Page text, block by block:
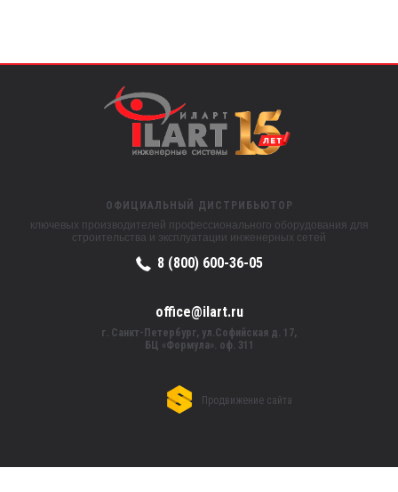
ОФИЦИАЛЬНЫЙ ДИСТРИБЬЮТОР
ключевых производителей профессионального оборудования для
строительства и эксплуатации инженерных сетей
8 (800) 600-36-05
office@ilart.ru
г. Санкт-Петербург, ул.Софийская д. 17,
БЦ «Формула». оф. 311
Продвижение сайта